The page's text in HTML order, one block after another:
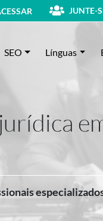
JUNTE-
SEO Línguas